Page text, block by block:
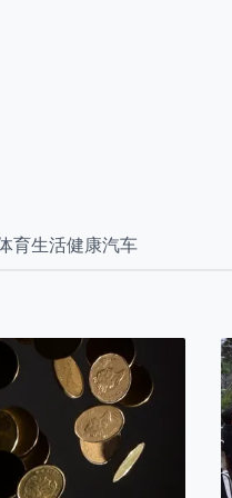
体育 生活 健康 汽车